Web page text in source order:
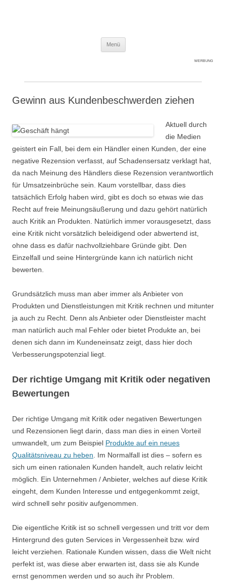
Menü
WERBUNG
Gewinn aus Kundenbeschwerden ziehen
Aktuell durch
die Medien
geistert ein Fall, bei dem ein Händler einen Kunden, der eine
negative Rezension verfasst, auf Schadensersatz verklagt hat,
da nach Meinung des Händlers diese Rezension verantwortlich
für Umsatzeinbrüche sein. Kaum vorstellbar, dass dies
tatsächlich Erfolg haben wird, gibt es doch so etwas wie das
Recht auf freie Meinungsäußerung und dazu gehört natürlich
auch Kritik an Produkten. Natürlich immer vorausgesetzt, dass
eine Kritik nicht vorsätzlich beleidigend oder abwertend ist,
ohne dass es dafür nachvollziehbare Gründe gibt. Den
Einzelfall und seine Hintergründe kann ich natürlich nicht
bewerten.
Grundsätzlich muss man aber immer als Anbieter von
Produkten und Dienstleistungen mit Kritik rechnen und mitunter
ja auch zu Recht. Denn als Anbieter oder Dienstleister macht
man natürlich auch mal Fehler oder bietet Produkte an, bei
denen sich dann im Kundeneinsatz zeigt, dass hier doch
Verbesserungspotenzial liegt.
Der richtige Umgang mit Kritik oder negativen
Bewertungen
Der richtige Umgang mit Kritik oder negativen Bewertungen
und Rezensionen liegt darin, dass man dies in einen Vorteil
umwandelt, um zum Beispiel Produkte auf ein neues
Qualitätsniveau zu heben . Im Normalfall ist dies – sofern es
sich um einen rationalen Kunden handelt, auch relativ leicht
möglich. Ein Unternehmen / Anbieter, welches auf diese Kritik
eingeht, dem Kunden Interesse und entgegenkommt zeigt,
wird schnell sehr positiv aufgenommen.
Die eigentliche Kritik ist so schnell vergessen und tritt vor dem
Hintergrund des guten Services in Vergessenheit bzw. wird
leicht verziehen. Rationale Kunden wissen, dass die Welt nicht
perfekt ist, was diese aber erwarten ist, dass sie als Kunde
ernst genommen werden und so auch ihr Problem.